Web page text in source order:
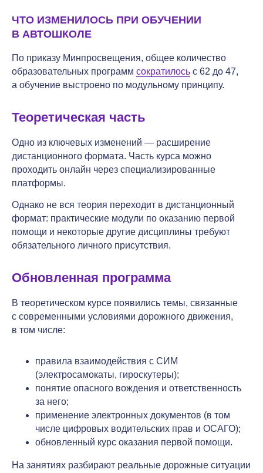
ЧТО ИЗМЕНИЛОСЬ ПРИ ОБУЧЕНИИ
В АВТОШКОЛЕ
По приказу Минпросвещения, общее количество
образовательных программ сократилось с 62 до 47,
а обучение выстроено по модульному принципу.
Теоретическая часть
Одно из ключевых изменений — расширение
дистанционного формата. Часть курса можно
проходить онлайн через специализированные
платформы.
Однако не вся теория переходит в дистанционный
формат: практические модули по оказанию первой
помощи и некоторые другие дисциплины требуют
обязательного личного присутствия.
Обновленная программа
В теоретическом курсе появились темы, связанные
с современными условиями дорожного движения,
в том числе:
правила взаимодействия с СИМ
(электросамокаты, гироскутеры);
понятие опасного вождения и ответственность
за него;
применение электронных документов (в том
числе цифровых водительских прав и ОСАГО);
обновленный курс оказания первой помощи.
На занятиях разбирают реальные дорожные ситуации